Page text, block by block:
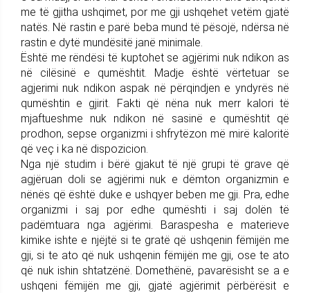
me të gjitha ushqimet, por me gji ushqehet vetëm gjatë
natës. Në rastin e parë beba mund të pësojë, ndërsa në
rastin e dytë mundësitë janë minimale.
Është me rëndësi të kuptohet se agjërimi nuk ndikon as
në cilësinë e qumështit. Madje është vërtetuar se
agjerimi nuk ndikon aspak në përqindjen e yndyrës në
qumështin e gjirit. Fakti që nëna nuk merr kalori të
mjaftueshme nuk ndikon në sasinë e qumështit që
prodhon, sepse organizmi i shfrytëzon më mirë kaloritë
që veç i ka në dispozicion.
Nga një studim i bërë gjakut të një grupi të grave që
agjëruan doli se agjërimi nuk e dëmton organizmin e
nënës që është duke e ushqyer beben me gji. Pra, edhe
organizmi i saj por edhe qumështi i saj dolën të
padëmtuara nga agjërimi. Baraspesha e materieve
kimike ishte e njëjtë si te gratë që ushqenin fëmijën me
gji, si te ato që nuk ushqenin fëmijën me gji, ose te ato
që nuk ishin shtatzënë. Domethënë, pavarësisht se a e
ushqeni fëmijën me gji, gjatë agjërimit përbërësit e